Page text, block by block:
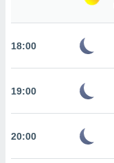
sean
se
ni para
18:00
19:00
20:00